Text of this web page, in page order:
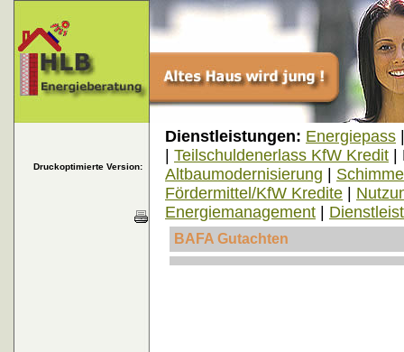
Druckoptimierte Version:
Dienstleistungen: Energiepass
Teilschuldenerlass KfW Kredit
Altbaumodernisierung
Fördermittel/KfW Kredite
Energiemanagement
BAFA Gutachten